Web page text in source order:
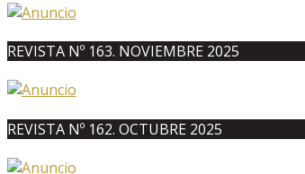
REVISTA Nº 163. NOVIEMBRE 2025
REVISTA Nº 162. OCTUBRE 2025